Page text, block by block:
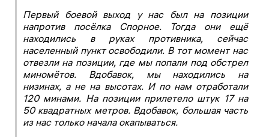
Первый боевой выход у нас был на позиции
напротив посёлка Спорное. Тогда они ещё
находились в руках противника, сейчас
населенный пункт освободили. В тот момент нас
отвезли на позиции, где мы попали под обстрел
миномётов. Вдобавок, мы находились на
низинах, а не на высотах. И по нам отработали
120 минами. На позиции прилетело штук 17 на
50 квадратных метров. Вдобавок, большая часть
из нас только начала окапываться.